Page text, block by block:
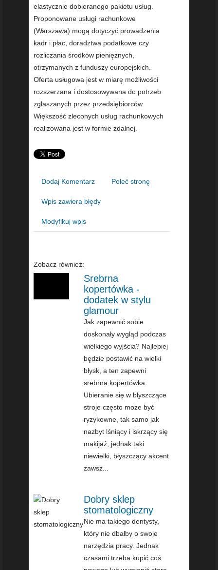
elastycznie dobieranego pakietu usług.
Proponowane usługi rachunkowe
(Warszawa) mogą dotyczyć prowadzenia
kadr i płac, doradztwa podatkowe czy
rozliczania środków pieniężnych,
otrzymanych z funduszy europejskich.
Oferta usługowa jest w miarę możliwości
rozszerzana i dostosowywana do potrzeb
zgłaszanych przez przedsiębiorców.
Większość zleconych usług rachunkowych
realizowana jest w formie zdalnej.
Dodaj Komentarz Poleć stronę
Wpis zawiera błędy
Modyfikuj wpis
Zobacz również:
Srebrna
kopertówka -
dodatek w stylu
glamour
Jak zapewnić sobie
doskonały wygląd podczas
wielkiego wyjścia? Najlepiej
będzie postawić na wielki
błysk, a ten zapewni
srebrna kopertówka.
Ubieranie się w błyszczące
stroje często może być
ryzykowne, tak samo jak
nazbyt lśniący i iskrzący się
makijaż, jednak taki
niewielki, błyszczący akcent
zawsz...
Dobry sklep
stomatologiczny
Nie ma takiego dentysty,
który nie dbałby o swoje
narzędzia pracy. Jednak
czasami trzeba kupić coś